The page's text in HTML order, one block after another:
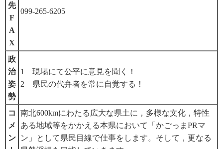
先
F
A
X
099-265-6205
政
治
姿
勢
1 現場にて公平に意見を聞く！
2
県民の代弁者を常に自覚する！
コ
メ
ン
南北600kmにわたる広大な県土に，多様な文化，特性
ある地域等をかかえる本県において「かごっまPRマ
ン」として県民目線で仕事をします。そして，更なる